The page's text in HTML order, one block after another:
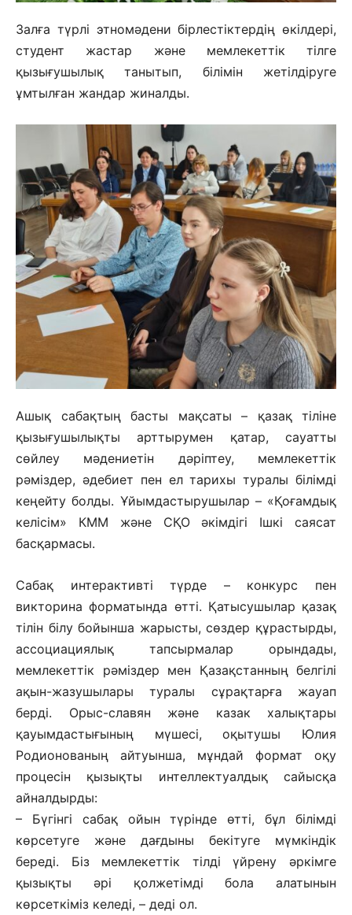
Залға түрлі этномәдени бірлестіктердің өкілдері,
студент жастар және мемлекеттік тілге
қызығушылық танытып, білімін жетілдіруге
ұмтылған жандар жиналды.
Ашық сабақтың басты мақсаты – қазақ тіліне
қызығушылықты арттырумен қатар, сауатты
сөйлеу мәдениетін дәріптеу, мемлекеттік
рәміздер, әдебиет пен ел тарихы туралы білімді
кеңейту болды. Ұйымдастырушылар – «Қоғамдық
келісім» КММ және СҚО әкімдігі Ішкі саясат
басқармасы.
Сабақ интерактивті түрде – конкурс пен
викторина форматында өтті. Қатысушылар қазақ
тілін білу бойынша жарысты, сөздер құрастырды,
ассоциациялық тапсырмалар орындады,
мемлекеттік рәміздер мен Қазақстанның белгілі
ақын-жазушылары туралы сұрақтарға жауап
берді. Орыс-славян және казак халықтары
қауымдастығының мүшесі, оқытушы Юлия
Родионованың айтуынша, мұндай формат оқу
процесін қызықты интеллектуалдық сайысқа
айналдырды:
– Бүгінгі сабақ ойын түрінде өтті, бұл білімді
көрсетуге және дағдыны бекітуге мүмкіндік
береді. Біз мемлекеттік тілді үйрену әркімге
қызықты әрі қолжетімді бола алатынын
көрсеткіміз келеді, – деді ол.